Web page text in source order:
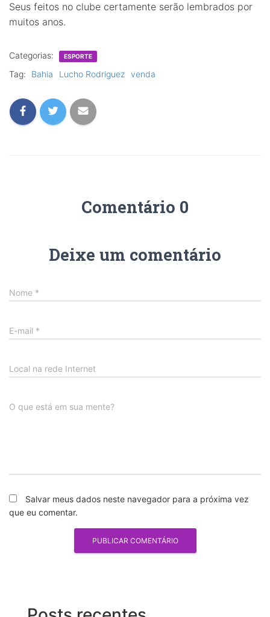
Seus feitos no clube certamente serão lembrados por
muitos anos.
Categorias: ESPORTE
Tag: Bahia Lucho Rodriguez venda
Comentário 0
Deixe um comentário
Nome *
E-mail *
Local na rede Internet
O que está em sua mente?
Salvar meus dados neste navegador para a próxima vez
que eu comentar.